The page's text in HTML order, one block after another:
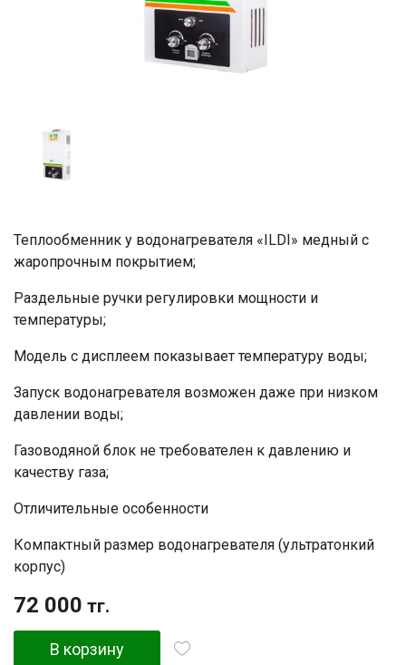
Теплообменник у водонагревателя «ILDI» медный с
жаропрочным покрытием;
Раздельные ручки регулировки мощности и
температуры;
Модель с дисплеем показывает температуру воды;
Запуск водонагревателя возможен даже при низком
давлении воды;
Газоводяной блок не требователен к давлению и
качеству газа;
Отличительные особенности
Компактный размер водонагревателя (ультратонкий
корпус)
72 000 тг.
В корзину